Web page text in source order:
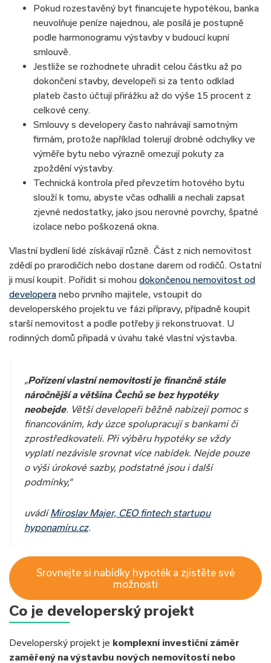
Pokud rozestavěný byt financujete hypotékou, banka
neuvolňuje peníze najednou, ale posílá je postupně
podle harmonogramu výstavby v budoucí kupní
smlouvě.
Jestliže se rozhodnete uhradit celou částku až po
dokončení stavby, developeři si za tento odklad
plateb často účtují přirážku až do výše 15 procent z
celkové ceny.
Smlouvy s developery často nahrávají samotným
firmám, protože například tolerují drobné odchylky ve
výměře bytu nebo výrazně omezují pokuty za
zpoždění výstavby.
Technická kontrola před převzetím hotového bytu
slouží k tomu, abyste včas odhalili a nechali zapsat
zjevné nedostatky, jako jsou nerovné povrchy, špatné
izolace nebo poškozená okna.
Vlastní bydlení lidé získávají různě. Část z nich nemovitost
zdědí po prarodičích nebo dostane darem od rodičů. Ostatní
ji musí koupit. Pořídit si mohou dokončenou nemovitost od
developera nebo prvního majitele, vstoupit do
developerského projektu ve fázi přípravy, případně koupit
starší nemovitost a podle potřeby ji rekonstruovat. U
rodinných domů připadá v úvahu také vlastní výstavba.
„Pořízení vlastní nemovitosti je finančně stále
náročnější a většina Čechů se bez hypotéky
neobejde. Větší developeři běžně nabízejí pomoc s
financováním, kdy úzce spolupracují s bankami či
zprostředkovateli. Při výběru hypotéky se vždy
vyplatí nezávisle srovnat více nabídek. Nejde pouze
o výši úrokové sazby, podstatné jsou i další
podmínky,“
uvádíMiroslav Majer, CEO fintech startupu
hyponamíru.cz.
Srovnejte si nabídky hypoték a zjistěte své
možnosti
Co je developerský projekt
Developerský projekt je komplexní investiční záměr
zaměřený na výstavbu nových nemovitostí nebo